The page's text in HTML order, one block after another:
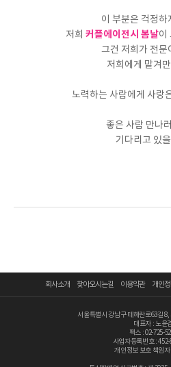
이 부분은 걱정하
저희 커플에이전시 봄날이
그건 저희가 전문
저희에게 맡겨
노력하는 사람에게 사랑
좋은 사람 만나
기다리고 있
회사소개 찾아오시는길 이용약관 개인
서울특별시 강남구 테헤란로63길
대표자 : 노윤
팩스 : 02-725-
사업자등록번호 :
개인정보 보호 책임자